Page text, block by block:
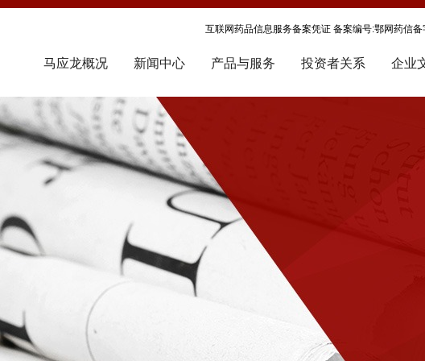
互联网药品信息服务备案凭证 备案编号:鄂网药信
马应龙概况 新闻中心 产品与服务 投资者关系 企业